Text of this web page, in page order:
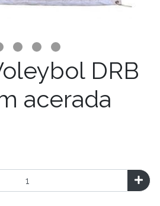
DRB
acerada